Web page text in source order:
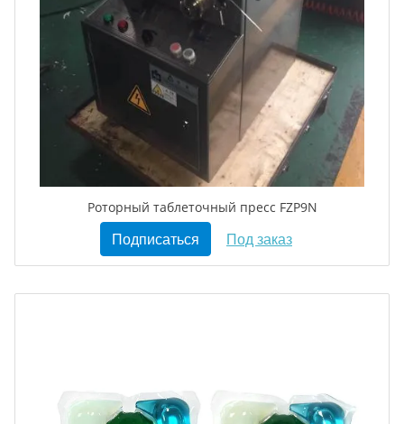
Роторный таблеточный пресс FZP9N
Подписаться Под заказ